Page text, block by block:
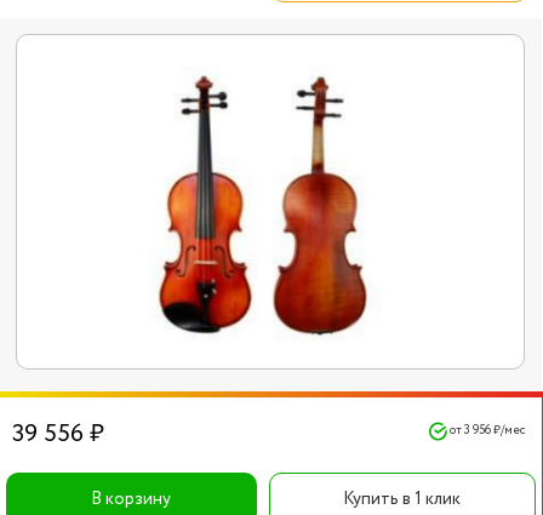
39 556 ₽ от 3 956 ₽/мес
В корзину Купить в 1 клик